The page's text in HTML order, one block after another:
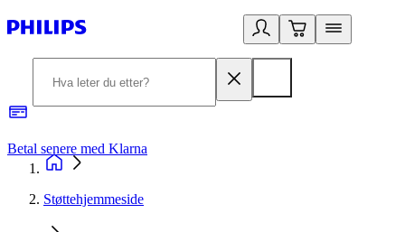
Betal senere med Klarna
Støttehjemmeside